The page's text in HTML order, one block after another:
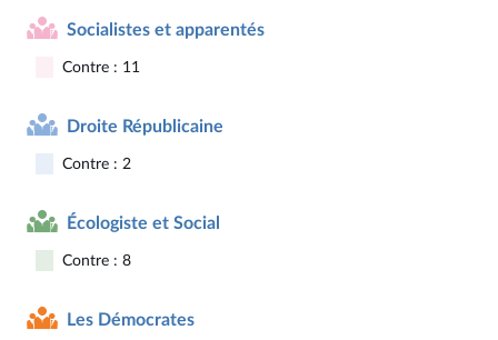
Socialistes et apparentés
Contre : 11
Droite Républicaine
Contre : 2
Écologiste et Social
Contre : 8
Les Démocrates